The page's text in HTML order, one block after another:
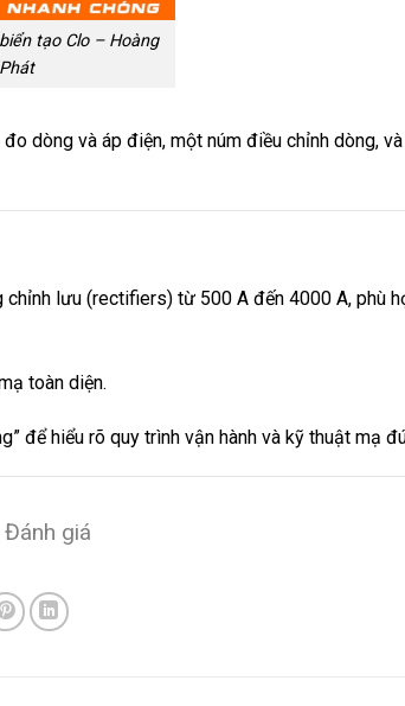
tạo Clo – Hoàng
dòng và áp điện, một núm điều chỉnh dòng,
lưu (rectifiers) từ 500 A đến 4000 A, phù
toàn diện.
để hiểu rõ quy trình vận hành và kỹ thuật mạ
Đánh giá